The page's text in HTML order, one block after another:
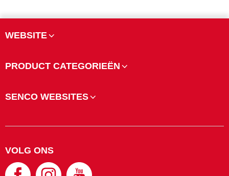
WEBSITE
PRODUCT CATEGORIEËN
SENCO WEBSITES
VOLG ONS